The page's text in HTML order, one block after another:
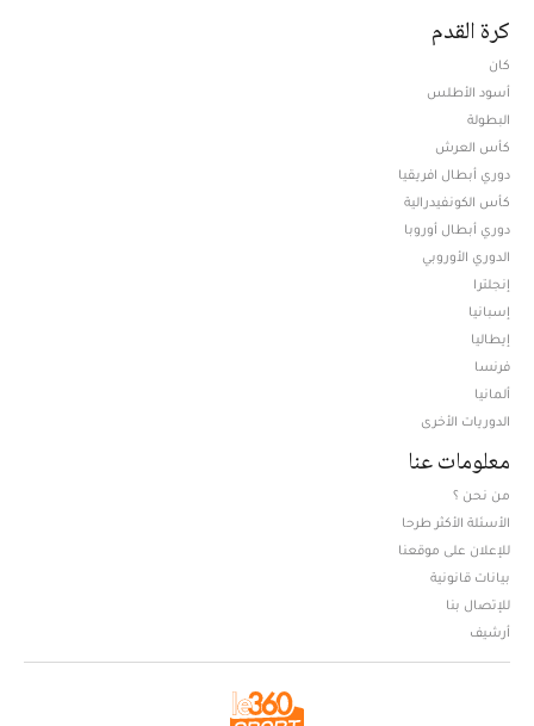
كرة القدم
كان
أسود الأطلس
البطولة
كأس العرش
دوري أبطال افريقيا
كأس الكونفيدرالية
دوري أبطال أوروبا
الدوري الأوروبي
إنجلترا
إسبانيا
إيطاليا
فرنسا
ألمانيا
الدوريات الأخرى
معلومات عنا
من نحن ؟
الأسئلة الأكثر طرحا
للإعلان على موقعنا
بيانات قانونية
للإتصال بنا
أرشيف